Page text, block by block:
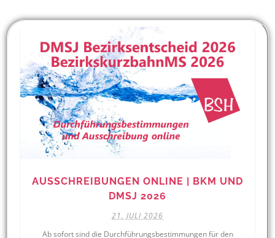
AUSSCHREIBUNGEN ONLINE | BKM UND
DMSJ 2026
21. JULI 2026
Ab sofort sind die Durchführungsbestimmungen für den